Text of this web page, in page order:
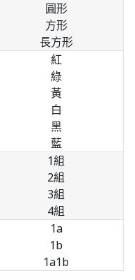
圓形
方形
長方形
紅
綠
黃
白
黑
藍
1組
2組
3組
4組
1a
1b
1a1b